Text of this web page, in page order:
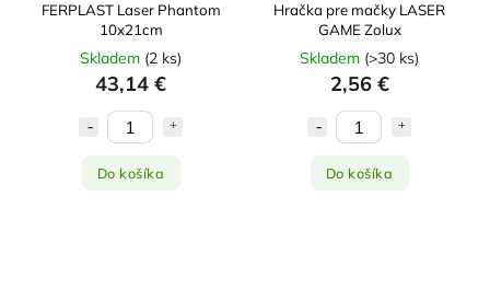
FERPLAST Laser Phantom
10x21cm
Skladem (2 ks)
43,14 €
Do košíka
Hračka pre mačky LASER
GAME Zolux
Skladem (>30 ks)
2,56 €
Do košíka